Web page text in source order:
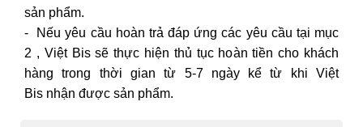
sản phẩm.
- Nếu yêu cầu hoàn trả đáp ứng các yêu cầu tại mục
2 , Việt Bis sẽ thực hiện thủ tục hoàn tiền cho khách
hàng trong thời gian từ 5-7 ngày kể từ khi Việt
Bis nhận được sản phẩm.